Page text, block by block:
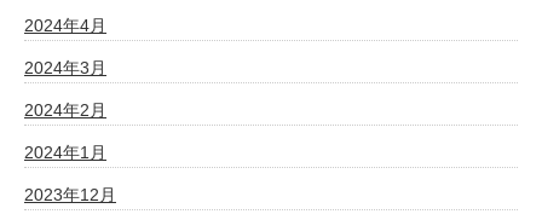
2024年4月
2024年3月
2024年2月
2024年1月
2023年12月